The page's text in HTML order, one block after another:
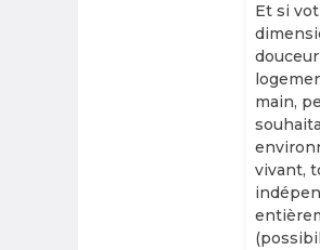
Et si
main,
vivant,